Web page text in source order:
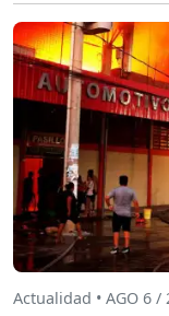
Actualidad • AGO 6 /